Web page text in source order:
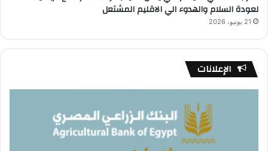
لعودة السلام والهدوء الي الاقليم المشتعل
21 يونيو، 2026
الإعلانات